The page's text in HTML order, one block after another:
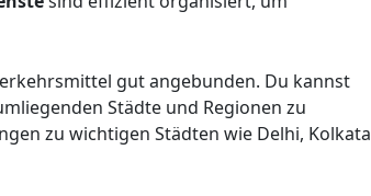
gut angebunden. Du kannst
Städte und Regionen zu
zu wichtigen Städten wie Delhi, Kolkata